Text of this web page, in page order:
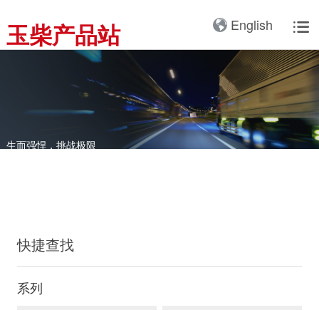
玉柴产品站 
English
产品与解决方案
卡车动力
工程机械动力
船舶动力
新能源动力
工业动力
发电系统
智能装备
产品3D展厅
全球服务支持
全球服务网络
服务理念
服务故事
玉柴已在全球拥有完善服
务网络，在国内建立了
12个商用车系统部/驻外
全球服务网络
海外服务网络
服务理念
服务理念与服务承诺
我们的公司
研发实力
公告
施同心多元化发展的国有
大型企业集团。公司旗下
拥有20多家全资、控
股、参股二级子公司，涉
生而强悍，挑战极限
快捷查找
系列